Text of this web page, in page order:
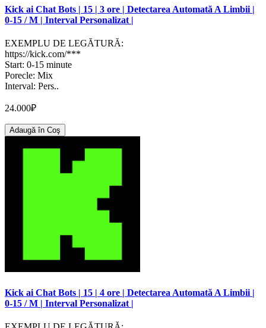
Kick ai Chat Bots | 15 | 3 ore | Detectarea Automată A Limbii |
0-15 / M | Interval Personalizat |
EXEMPLU DE LEGĂTURĂ:
https://kick.com/***
Start: 0-15 minute
Porecle: Mix
Interval: Pers..
24.000₽
Adaugă în Coş
Kick ai Chat Bots | 15 | 4 ore | Detectarea Automată A Limbii |
0-15 / M | Interval Personalizat |